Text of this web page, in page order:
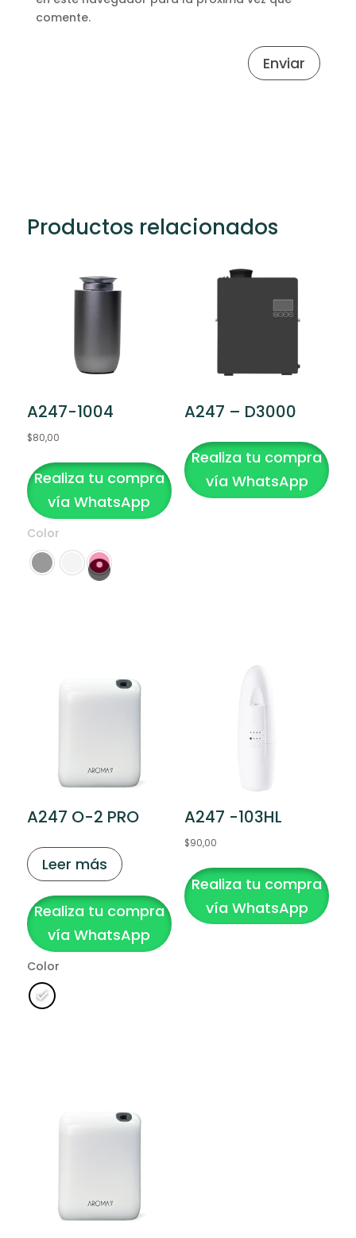
comente.
Enviar
Productos relacionados
A247-1004
$80,00
producto
tiene
múltiples
variantes.
Las
Realiza tu compra
vía WhatsApp
Color
A247 – D3000
Realiza tu compra
vía WhatsApp
A247 O-2 PRO
Leer más
Realiza tu compra
vía WhatsApp
Color
A247 -103HL
$90,00
Realiza tu compra
vía WhatsApp